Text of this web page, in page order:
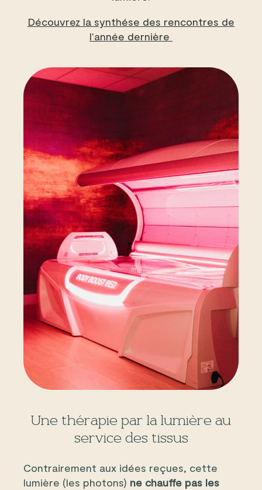
Découvrez la synthése des rencontres de
l'année dernière
Une thérapie par la lumière au
service des tissus
Contrairement aux idées reçues, cette
lumière (les photons) ne chauffe pas les